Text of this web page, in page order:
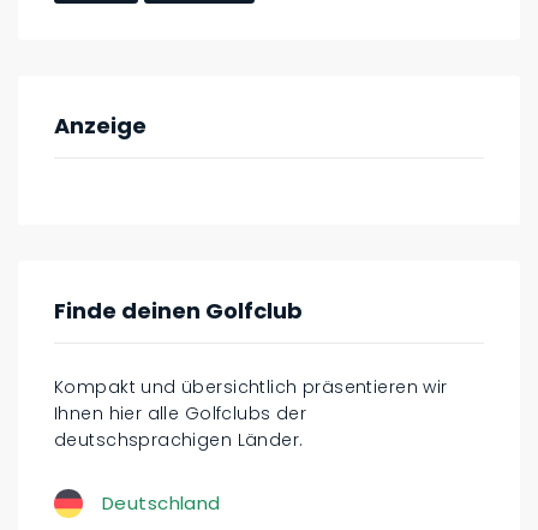
Anzeige
Finde deinen Golfclub
Kompakt und übersichtlich präsentieren wir
Ihnen hier alle Golfclubs der
deutschsprachigen Länder.
Deutschland